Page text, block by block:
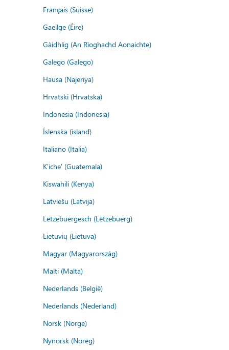
Français (Suisse)
Gaeilge (Éire)
Gàidhlig (An Rìoghachd Aonaichte)
Galego (Galego)
Hausa (Najeriya)
Hrvatski (Hrvatska)
Indonesia (Indonesia)
Íslenska (ísland)
Italiano (Italia)
K'iche' (Guatemala)
Kiswahili (Kenya)
Latviešu (Latvija)
Lëtzebuergesch (Lëtzebuerg)
Lietuvių (Lietuva)
Magyar (Magyarország)
Malti (Malta)
Nederlands (België)
Nederlands (Nederland)
Norsk (Norge)
Nynorsk (Noreg)